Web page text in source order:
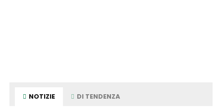
NOTIZIE DI TENDENZA